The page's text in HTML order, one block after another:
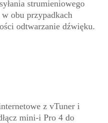
strumieniowego
obu przypadkach
odtwarzanie dźwięku.
z vTuner i
mini-i Pro 4 do